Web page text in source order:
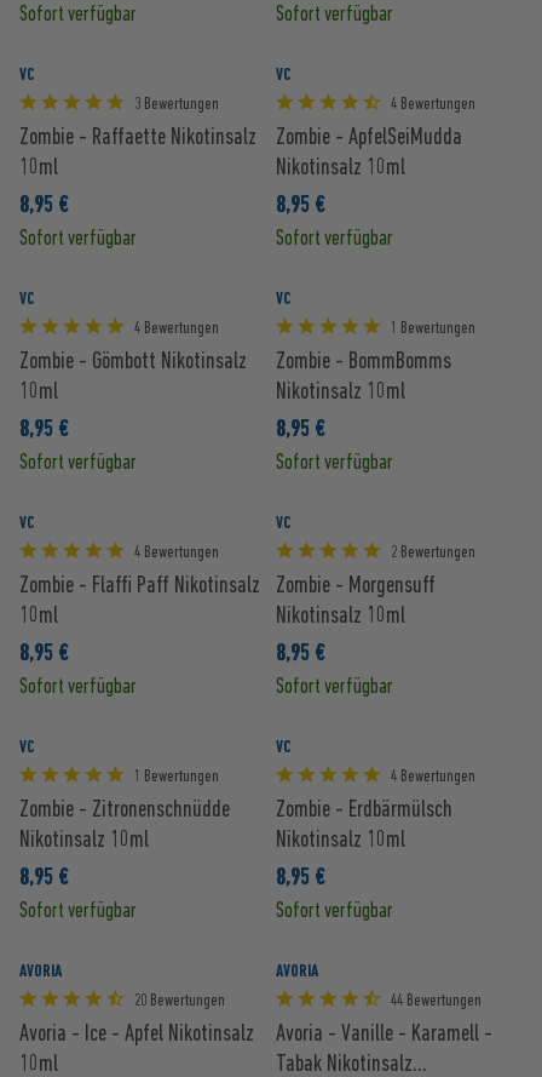
Sofort verfügbar Sofort verfügbar
VC
3 Bewertungen
Zombie - Raffaette Nikotinsalz
10ml
8,95 €
Sofort verfügbar
VC
4 Bewertungen
Zombie - ApfelSeiMudda
Nikotinsalz 10ml
8,95 €
Sofort verfügbar
VC
4 Bewertungen
Zombie - Gömbott Nikotinsalz
10ml
8,95 €
Sofort verfügbar
VC
1 Bewertungen
Zombie - BommBomms
Nikotinsalz 10ml
8,95 €
Sofort verfügbar
VC
4 Bewertungen
Zombie - Flaffi Paff Nikotinsalz
10ml
8,95 €
Sofort verfügbar
VC
2 Bewertungen
Zombie - Morgensuff
Nikotinsalz 10ml
8,95 €
Sofort verfügbar
VC
1 Bewertungen
Zombie - Zitronenschnüdde
Nikotinsalz 10ml
8,95 €
Sofort verfügbar
VC
4 Bewertungen
Zombie - Erdbärmülsch
Nikotinsalz 10ml
8,95 €
Sofort verfügbar
AVORIA
20 Bewertungen
Avoria - Ice - Apfel Nikotinsalz
10ml
AVORIA
44 Bewertungen
Avoria - Vanille - Karamell -
Tabak Nikotinsalz...